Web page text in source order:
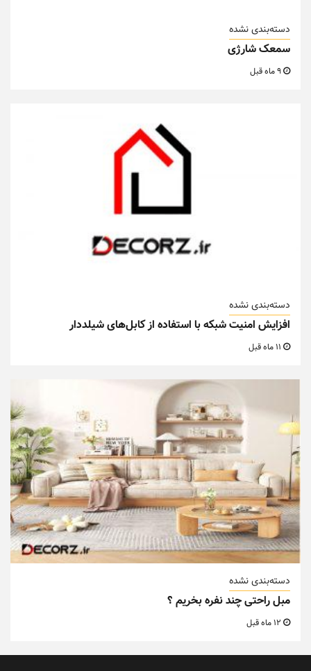
دسته‌بندی نشده
سمعک شارژی
دسته‌بندی نشده
افزایش امنیت شبکه با استفاده از کابل‌های شیلددار
دسته‌بندی نشده
مبل راحتی چند نفره بخریم ؟